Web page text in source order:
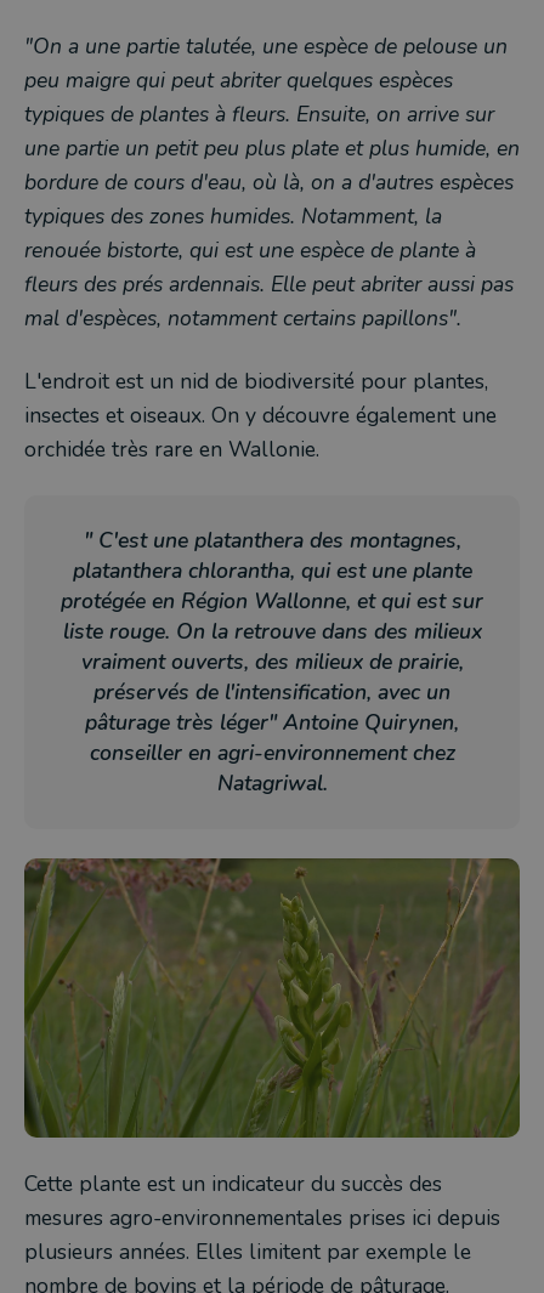
"On a une partie talutée, une espèce de pelouse un
peu maigre qui peut abriter quelques espèces
typiques de plantes à fleurs. Ensuite, on arrive sur
une partie un petit peu plus plate et plus humide, en
bordure de cours d'eau, où là, on a d'autres espèces
typiques des zones humides. Notamment, la
renouée bistorte, qui est une espèce de plante à
fleurs des prés ardennais. Elle peut abriter aussi pas
mal d'espèces, notamment certains papillons".
L'endroit est un nid de biodiversité pour plantes,
insectes et oiseaux. On y découvre également une
orchidée très rare en Wallonie.
" C'est une platanthera des montagnes,
platanthera chlorantha, qui est une plante
protégée en Région Wallonne, et qui est sur
liste rouge. On la retrouve dans des milieux
vraiment ouverts, des milieux de prairie,
préservés de l'intensification, avec un
pâturage très léger" Antoine Quirynen,
conseiller en agri-environnement chez
Natagriwal.
Cette plante est un indicateur du succès des
mesures agro-environnementales prises ici depuis
plusieurs années. Elles limitent par exemple le
nombre de bovins et la période de pâturage.